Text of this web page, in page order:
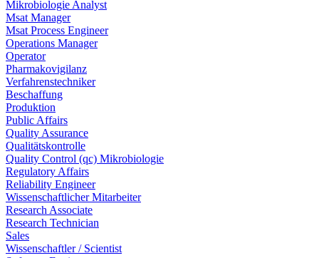
Mikrobiologie Analyst
Msat Manager
Msat Process Engineer
Operations Manager
Operator
Pharmakovigilanz
Verfahrenstechniker
Beschaffung
Produktion
Public Affairs
Quality Assurance
Qualitätskontrolle
Quality Control (qc) Mikrobiologie
Regulatory Affairs
Reliability Engineer
Wissenschaftlicher Mitarbeiter
Research Associate
Research Technician
Sales
Wissenschaftler / Scientist